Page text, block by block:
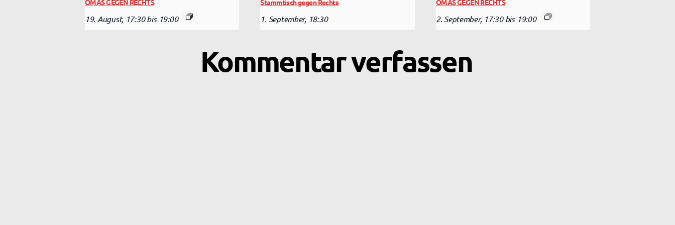
OMAS GEGEN RECHTS
19. August, 17:30 bis 19:00
Stammtisch gegen Rechts
1. September, 18:30
OMAS GEGEN RECHTS
2. September, 17:30 bis 19:00
Kommentar verfassen